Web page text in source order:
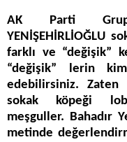
AK Parti Grup
YENİŞEHİRLİOĞLU
farklı ve “değişik”
“değişik” lerin
edebilirsiniz. Zaten
sokak köpeği
meşguller. Bahadır
metinde